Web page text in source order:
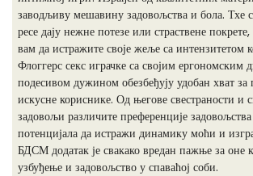
заводљиву мешавину задовољства и бола. Тхе
ресе дају нежне потезе или страствене
вам да истражите своје жеље са интензитетом
Флоггерс секс играчке са својим ергономским
подесивом дужином обезбеђују удобан хват за
искусне кориснике. Од његове свестраности и
задовољи различите преференције
потенцијала да истражи динамику моћи и
БДСМ додатак је свакако вредан пажње за оне
узбуђење и задовољство у спаваћој соби.